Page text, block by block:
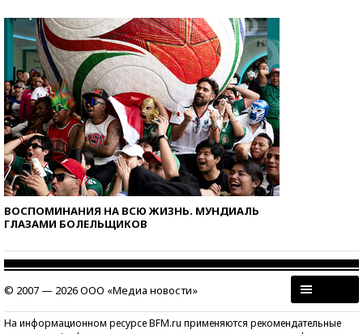
ВОСПОМИНАНИЯ НА ВСЮ ЖИЗНЬ. МУНДИАЛЬ
ГЛАЗАМИ БОЛЕЛЬЩИКОВ
© 2007 — 2026 ООО «Медиа новости»
На информационном ресурсе BFM.ru применяются рекомендательные